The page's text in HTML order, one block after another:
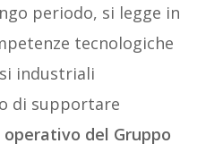
periodo, si legge in
tecnologiche
industriali
di supportare
operativo del Gruppo